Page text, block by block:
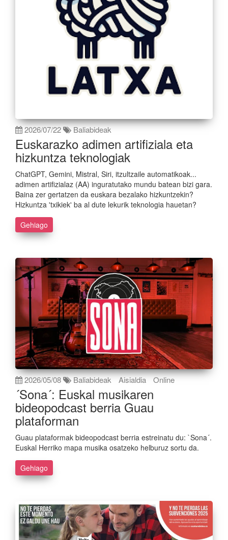
2026/07/22 Baliabideak
Euskarazko adimen artifiziala eta
hizkuntza teknologiak
ChatGPT, Gemini, Mistral, Siri, itzultzaile automatikoak...
adimen artifizialaz (AA) inguratutako mundu batean bizi gara.
Baina zer gertatzen da euskara bezalako hizkuntzekin?
Hizkuntza 'txikiek' ba al dute lekurik teknologia hauetan?
Gehiago
2026/05/08 Baliabideak Aisialdia Online
´Sona´: Euskal musikaren
bideopodcast berria Guau
plataforman
Guau plataformak bideopodcast berria estreinatu du: `Sona´.
Euskal Herriko mapa musika osatzeko helburuz sortu da.
Gehiago